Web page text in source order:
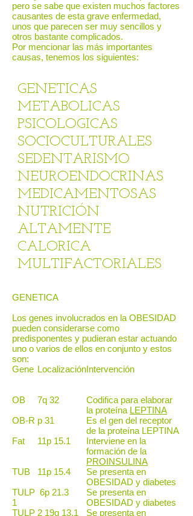
pero se sabe que existen muchos factores
causantes de esta grave enfermedad,
unos que parecen ser muy sencillos y
otros bastante complicados.
Por mencionar las más importantes
causas, tenemos los siguientes:
GENETICAS
METABOLICAS
PSICOLOGICAS
SOCIOCULTURALES
SEDENTARISMO
NEUROENDOCRINAS
MEDICAMENTOSAS
NUTRICIÓN
ALTAMENTE
CALORICA
MULTIFACTORIALES
GENETICA
Los genes involucrados en la OBESIDAD
pueden considerarse como
predisponentes y pudieran estar actuando
uno o varios de ellos en conjunto y estos
son:
Gene LocalizaciónIntervención
OB 7q 32
Codifica para elaborar
la proteína LEPTINA
OB-R p 31
Es el gen del receptor
de la proteína LEPTINA
Fat
11p 15.1
Interviene en la
formación de la
PROINSULINA
TUB
11p 15.4
Se presenta en
OBESIDAD y diabetes
TULP
1
6p 21.3
Se presenta en
OBESIDAD y diabetes
TULP 2 19q 13.1 Se presenta en